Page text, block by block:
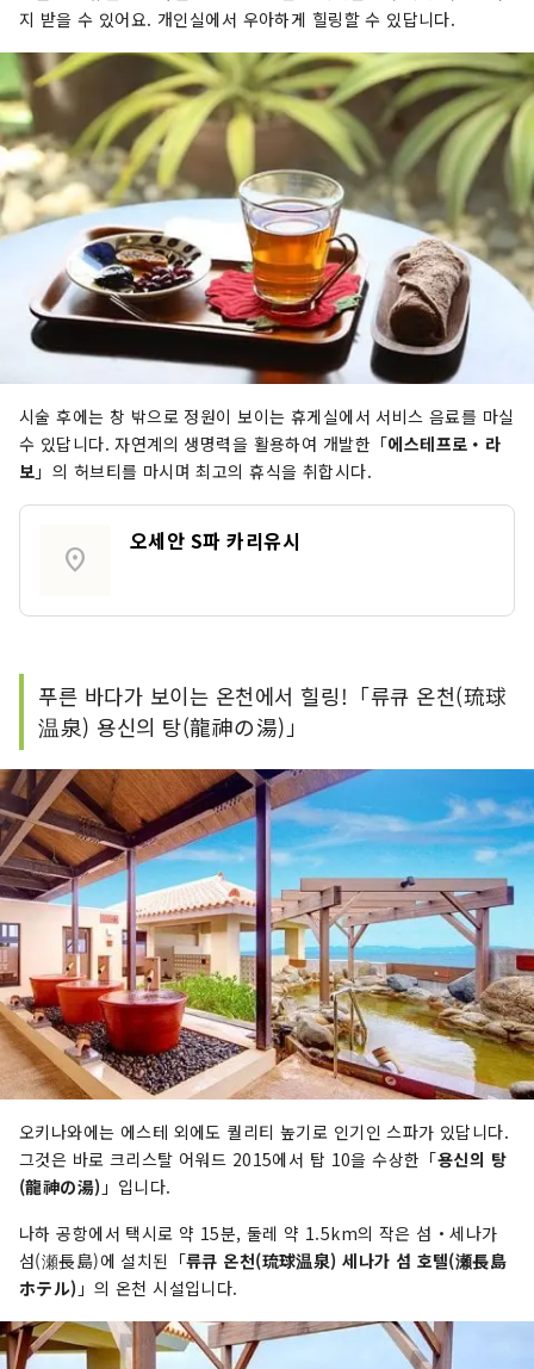
지 받을 수 있어요. 개인실에서 우아하게 힐링할 수 있답니다.
시술 후에는 창 밖으로 정원이 보이는 휴게실에서 서비스 음료를 마실
수 있답니다. 자연계의 생명력을 활용하여 개발한「에스테프로・라
보 」의 허브티를 마시며 최고의 휴식을 취합시다.
location_on
오세안 S파 카리유시
푸른 바다가 보이는 온천에서 힐링!「류큐 온천(琉球
温泉) 용신의 탕(龍神の湯)」
오키나와에는 에스테 외에도 퀄리티 높기로 인기인 스파가 있답니다.
그것은 바로 크리스탈 어워드 2015에서 탑 10을 수상한「용신의 탕
(龍神の湯) 」입니다.
나하 공항에서 택시로 약 15분, 둘레 약 1.5km의 작은 섬・세나가
섬(瀬長島)에 설치된「류큐 온천(琉球温泉) 세나가 섬 호텔(瀬長島
ホテル) 」의 온천 시설입니다.